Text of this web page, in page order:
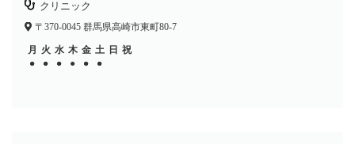
クリニック
〒370-0045 群馬県高崎市東町80-7
月 火 水 木 金 土 日 祝
●
● ● ● ● ●
● ● ● ●
●